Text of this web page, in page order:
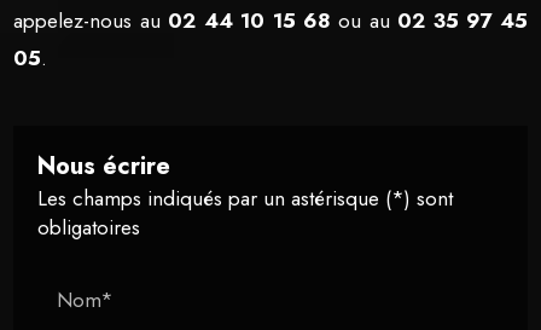
appelez-nous au 02 44 10 15 68ou au 02 35 97 45
05.
Nous écrire
Les champs indiqués par un astérisque (*) sont
obligatoires
Nom*